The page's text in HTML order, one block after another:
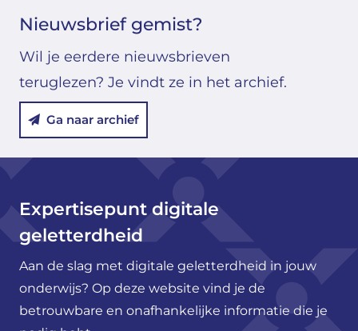
Nieuwsbrief gemist?
Wil je eerdere nieuwsbrieven
teruglezen? Je vindt ze in het archief.
Ga naar archief
Expertisepunt digitale
geletterdheid
Aan de slag met digitale geletterdheid in jouw
onderwijs? Op deze website vind je de
betrouwbare en onafhankelijke informatie die je